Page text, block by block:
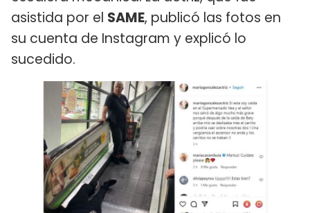
asistida por el SAME, publicó las fotos en
su cuenta de Instagram y explicó lo
sucedido.